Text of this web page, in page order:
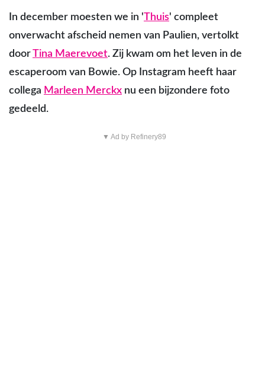
In december moesten we in 'Thuis' compleet
onverwacht afscheid nemen van Paulien, vertolkt
doorTina Maerevoet. Zij kwam om het leven in de
escaperoom van Bowie. Op Instagram heeft haar
collega Marleen Merckx nu een bijzondere foto
gedeeld.
▼ Ad by Refinery89